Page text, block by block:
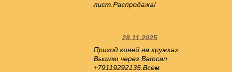
лист.Распродажа!
28.11.2025
Приход коней на кружках.
Вышлю через Ватсап
+79119292135.Всем